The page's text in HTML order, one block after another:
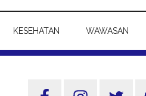
KESEHATAN WAWASAN
Sidebar